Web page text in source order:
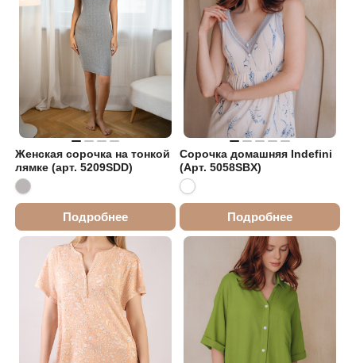
Женская сорочка на тонкой
лямке (арт. 5209SDD)
Подробнее
Сорочка домашняя Indefini
(Арт. 5058SBX)
Подробнее